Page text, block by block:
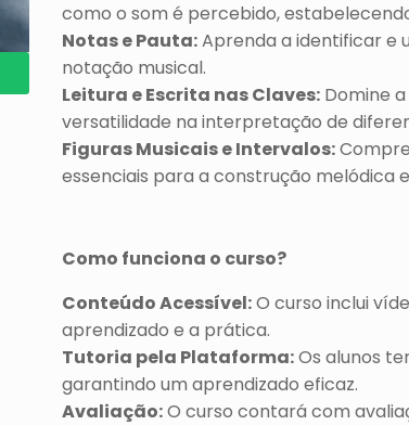
como o som é percebido,
Notas e Pauta:Aprenda a identificar e
notação musical.
Leitura e Escrita nas Claves:Domine a
versatilidade na interpretação de
Figuras Musicais e Intervalos:
essenciais para a construção melódica
Como funciona o curso?
Conteúdo Acessível:O curso inclui
aprendizado e a prática.
Tutoria pela Plataforma:Os alunos
garantindo um aprendizado eficaz.
Avaliação:O curso contará com